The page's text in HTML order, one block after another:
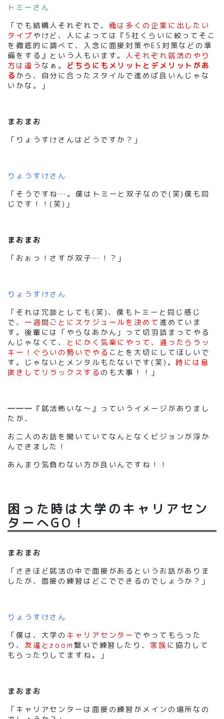
トミーさん
「でも結構人それぞれで、 俺は多くの企業に出したい
タイプ やけど、人によっては『5社くらいに絞ってそこ
を徹底的に調べて、入念に面接対策やES対策などの準
備をする』という人もいます。 人それぞれ就活のやり
方は違う なぁ。 どちらにもメリットとデメリットがあ
る から、自分に合ったスタイルで進めば良いんじゃな
いかな。」
まおまお
「りょうすけさんはどうですか？」
りょうすけさん
「そうですね…。僕はトミーと双子なので(笑)僕も同
じです！！(笑)」
まおまお
「おぉっ！さすが双子…！？」
りょうすけさん
「それは冗談としても(笑)、僕もトミーと同じ感じ
で、 一週間ごとにスケジュールを決めて 進めていま
す。後輩には「やらなあかん」って切羽詰まってやる
んじゃなくて、 とにかく気楽にやって、通ったらラッ
キー！ぐらいの勢いでやる ことを大切にしてほしいで
す。じゃないとメンタルもたないです(笑)。 時には息
抜きしてリラックスする のも大事！！」
――― 『就活怖いな～』っていうイメージがありまし
たが、
お二人のお話を聞いていてなんとなくビジョンが浮か
んできました！
あんまり気負わない方が良いんですね！！
困った時は大学のキャリアセン
ターへGO！
まおまお
「さきほど就活の中で面接があるというお話がありま
したが、面接の練習はどこでできるのでしょうか？」
りょうすけさん
「僕は、大学の キャリアセンター でやってもらった
り、 友達とzoom 繋いで練習したり、 家族 に協力して
もらったりしてますね。」
まおまお
「キャリアセンターは面接の練習がメインの場所なの